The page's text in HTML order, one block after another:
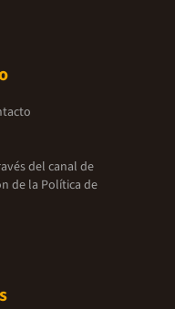
del canal de
de la Política de